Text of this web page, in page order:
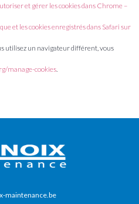
et gérer les cookies dans Chrome –
et les cookies enregistrés dans Safari sur
utilisez un navigateur différent, vous
manage-cookies
maintenance.be